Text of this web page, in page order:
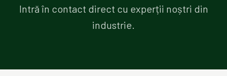
Intră în contact direct cu experții noștri din
industrie.